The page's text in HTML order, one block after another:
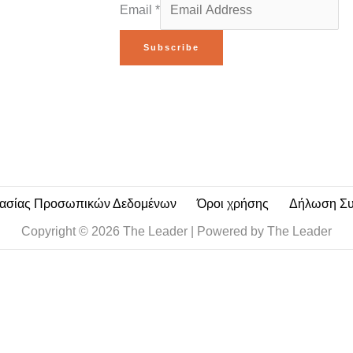
Email *
Subscribe
Προσωπικών Δεδομένων Όροι χρήσης Δήλωση
Copyright © 2026 The Leader | Powered by The Leader